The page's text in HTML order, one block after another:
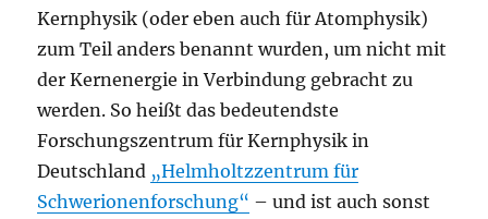
Kernphysik (oder eben auch für Atomphysik)
zum Teil anders benannt wurden, um nicht mit
der Kernenergie in Verbindung gebracht zu
werden. So heißt das bedeutendste
Forschungszentrum für Kernphysik in
Deutschland „Helmholtzzentrum für
Schwerionenforschung“ – und ist auch sonst